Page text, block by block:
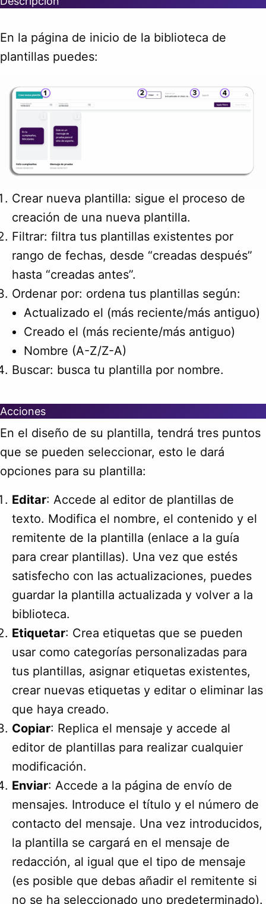
En la página de inicio de la biblioteca de
plantillas puedes:
Crear nueva plantilla: sigue el proceso de
creación de una nueva plantilla.
Filtrar: filtra tus plantillas existentes por
rango de fechas, desde “creadas después”
hasta “creadas antes”.
Ordenar por: ordena tus plantillas según:
Actualizado el (más reciente/más antiguo)
Creado el (más reciente/más antiguo)
Nombre (A-Z/Z-A)
Buscar: busca tu plantilla por nombre.
Acciones
En el diseño de su plantilla, tendrá tres puntos
que se pueden seleccionar, esto le dará
opciones para su plantilla:
Editar: Accede al editor de plantillas de
texto. Modifica el nombre, el contenido y el
remitente de la plantilla (enlace a la guía
para crear plantillas). Una vez que estés
satisfecho con las actualizaciones, puedes
guardar la plantilla actualizada y volver a la
biblioteca.
Etiquetar: Crea etiquetas que se pueden
usar como categorías personalizadas para
tus plantillas, asignar etiquetas existentes,
crear nuevas etiquetas y editar o eliminar las
que haya creado.
Copiar: Replica el mensaje y accede al
editor de plantillas para realizar cualquier
modificación.
Enviar: Accede a la página de envío de
mensajes. Introduce el título y el número de
contacto del mensaje. Una vez introducidos,
la plantilla se cargará en el mensaje de
redacción, al igual que el tipo de mensaje
(es posible que debas añadir el remitente si
no se ha seleccionado uno predeterminado).